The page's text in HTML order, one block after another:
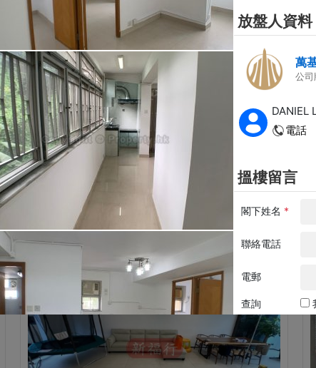
置頂
3房
低層
東方花園
何文田 太子道西236-238號
建築 1350呎
@$9,259
實用 1058呎@$11,815 售$12,500,000